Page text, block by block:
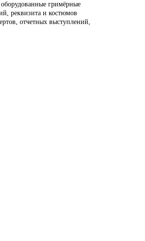
гримёрные
реквизита и костюмов
отчетных выступлений,